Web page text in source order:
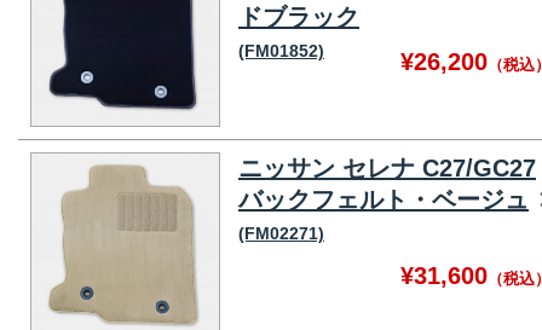
ドブラック
(FM01852) ¥26,200 （税込
ニッサン セレナ C27/GC27
バックフェルト・ベージュ
(FM02271)
¥31,600 （税込